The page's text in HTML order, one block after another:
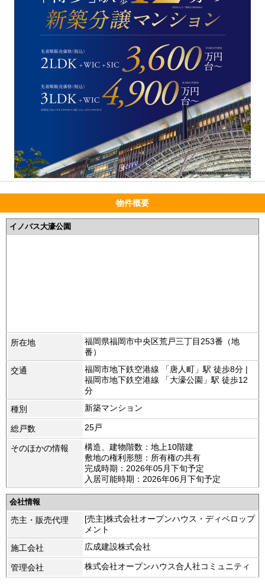
物件概要
イノバス大濠公園
所在地
福岡県福岡市中央区荒戸三丁目253番（地
番）
交通
福岡市地下鉄空港線 「唐人町」駅 徒歩8分 |
福岡市地下鉄空港線 「大濠公園」駅 徒歩12
分
種別
新築マンション
総戸数 25戸
そのほかの情報
構造、建物階数：地上10階建
敷地の権利形態：所有権の共有
完成時期：2026年05月下旬予定
入居可能時期：2026年06月下旬予定
会社情報
売主・販売代理
[売主]株式会社オープンハウス・ディベロップ
メント
施工会社
広成建設株式会社
管理会社 株式会社オープンハウス合人社コミュニティ